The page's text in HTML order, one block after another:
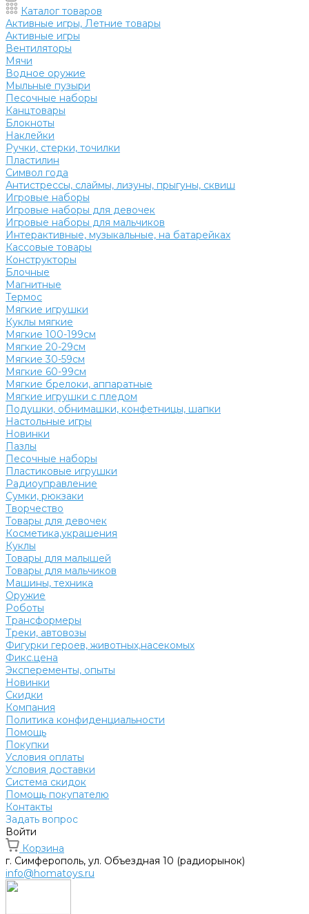
Каталог товаров
Активные игры, Летние товары
Активные игры
Вентиляторы
Мячи
Водное оружие
Мыльные пузыри
Песочные наборы
Канцтовары
Блокноты
Наклейки
Ручки, стерки, точилки
Пластилин
Символ года
Антистрессы, слаймы, лизуны, прыгуны, сквиш
Игровые наборы
Игровые наборы для девочек
Игровые наборы для мальчиков
Интерактивные, музыкальные, на батарейках
Кассовые товары
Конструкторы
Блочные
Магнитные
Термос
Мягкие игрушки
Куклы мягкие
Мягкие 100-199см
Мягкие 20-29см
Мягкие 30-59см
Мягкие 60-99см
Мягкие брелоки, аппаратные
Мягкие игрушки с пледом
Подушки, обнимашки, конфетницы, шапки
Настольные игры
Новинки
Пазлы
Песочные наборы
Пластиковые игрушки
Радиоуправление
Сумки, рюкзаки
Творчество
Товары для девочек
Косметика,украшения
Куклы
Товары для малышей
Товары для мальчиков
Машины, техника
Оружие
Роботы
Трансформеры
Треки, автовозы
Фигурки героев, животных,насекомых
Фикс.цена
Эксперементы, опыты
Новинки
Скидки
Компания
Политика конфиденциальности
Помощь
Покупки
Условия оплаты
Условия доставки
Система скидок
Помощь покупателю
Контакты
Задать вопрос
Войти
Корзина
г. Симферополь, ул. Объездная 10 (радиорынок)
info@homatoys.ru